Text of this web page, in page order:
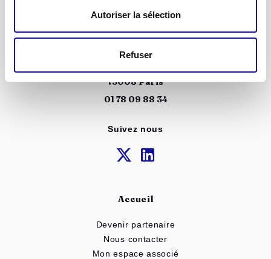
Autoriser la sélection
Refuser
75008 Paris
01 78 09 88 34
Suivez nous
Accueil
Devenir partenaire
Nous contacter
Mon espace associé